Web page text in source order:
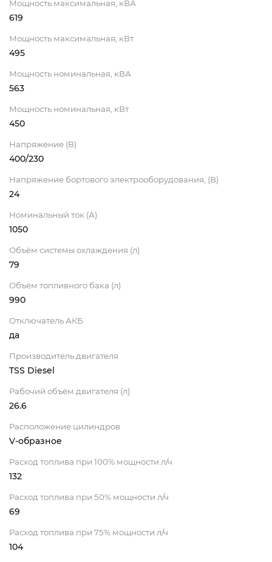
Мощность максимальная, кВА
619
Мощность максимальная, кВт
495
Мощность номинальная, кВА
563
Мощность номинальная, кВт
450
Напряжение (В)
400/230
Напряжение бортового электрооборудования, (В)
24
Номинальный ток (А)
1050
Объём системы охлаждения (л)
79
Объём топливного бака (л)
990
Отключатель АКБ
да
Производитель двигателя
TSS Diesel
Рабочий объём двигателя (л)
26.6
Расположение цилиндров
V-образное
Расход топлива при 100% мощности л/ч
132
Расход топлива при 50% мощности л/ч
69
Расход топлива при 75% мощности л/ч
104